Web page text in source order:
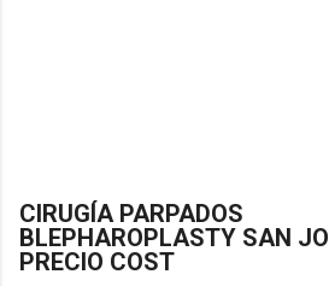
CIRUGÍA PARPADOS
BLEPHAROPLASTY SAN
PRECIO COST